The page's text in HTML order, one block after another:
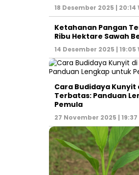
18 Desember 2025 | 20:14
Ketahanan Pangan
Ribu Hektare Sawah
14 Desember 2025 | 19:05
Cara Budidaya Kunyit
Terbatas: Panduan
Pemula
27 November 2025 | 19:37